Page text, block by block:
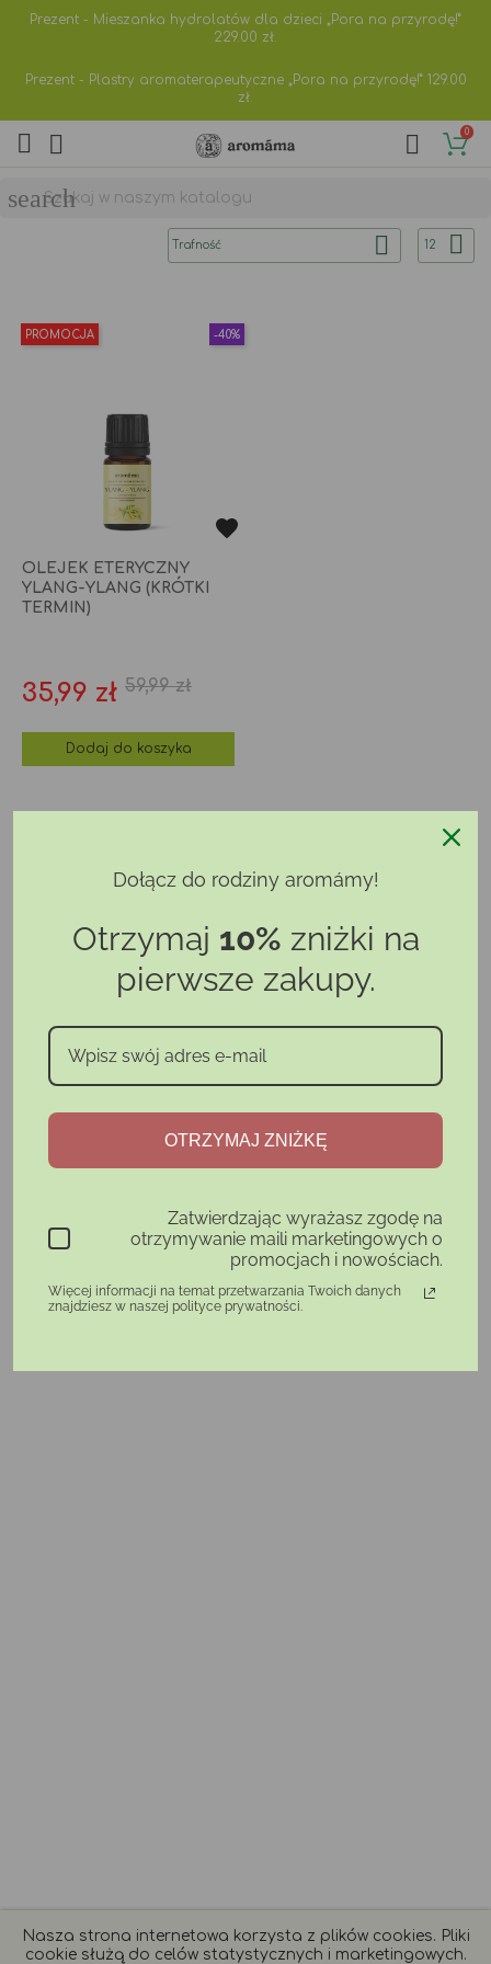
Prezent - Mieszanka hydrolatów dla dzieci „Pora na przyrodę!”
229.00 zł.
Prezent - Plastry aromaterapeutyczne „Pora na przyrodę!” 129.00
zł.
  0

search
Trafność  12 
PROMOCJA -40%
OLEJEK ETERYCZNY
YLANG-YLANG (KRÓTKI
TERMIN)
Cena
35,99 zł Cena
podstawowa
59,99 zł
Dodaj do koszyka
Nasza strona internetowa korzysta z plików cookies. Pliki
cookie służą do celów statystycznych i marketingowych.
Dołącz do rodziny aromámy!
Otrzymaj 10% zniżki na
pierwsze zakupy.
OTRZYMAJ ZNIŻKĘ
Zatwierdzając wyrażasz zgodę na
otrzymywanie maili marketingowych o
promocjach i nowościach.
Więcej informacji na temat przetwarzania Twoich danych
znajdziesz w naszej polityce prywatności.